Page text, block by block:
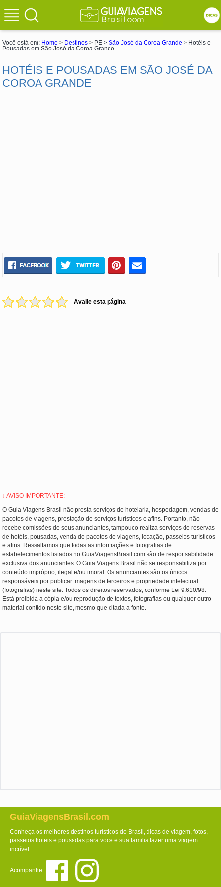
Você está em: Home > Destinos > PE > São José da Coroa Grande > Hotéis e
Pousadas em São José da Coroa Grande
HOTÉIS E POUSADAS EM SÃO JOSÉ DA
COROA GRANDE
Avalie esta página
↓ AVISO IMPORTANTE:
O Guia Viagens Brasil não presta serviços de hotelaria, hospedagem, vendas de
pacotes de viagens, prestação de serviços turísticos e afins. Portanto, não
recebe comissões de seus anunciantes, tampouco realiza serviços de reservas
de hotéis, pousadas, venda de pacotes de viagens, locação, passeios turísticos
e afins. Ressaltamos que todas as informações e fotografias de
estabelecimentos listados no GuiaViagensBrasil.com são de responsabilidade
exclusiva dos anunciantes. O Guia Viagens Brasil não se responsabiliza por
conteúdo impróprio, ilegal e/ou imoral. Os anunciantes são os únicos
responsáveis por publicar imagens de terceiros e propriedade intelectual
(fotografias) neste site. Todos os direitos reservados, conforme Lei 9.610/98.
Está proibida a cópia e/ou reprodução de textos, fotografias ou qualquer outro
material contido neste site, mesmo que citada a fonte.
GuiaViagensBrasil.com
Conheça os melhores destinos turísticos do Brasil, dicas de viagem, fotos,
passeios hotéis e pousadas para você e sua família fazer uma viagem
incrível.
Acompanhe: